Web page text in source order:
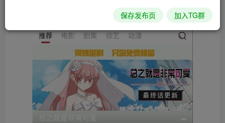
保存发布页 加入TG群